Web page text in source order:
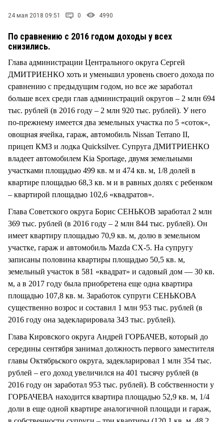
24 мая 2018 09:51 0 4990
По сравнению с 2016 годом доходы у всех
снизились.
Глава администрации Центрального округа Сергей
ДМИТРИЕНКО хоть и уменьшил уровень своего дохода по
сравнению с предыдущим годом, но все же заработал
больше всех среди глав администраций округов – 2 млн 694
тыс. рублей (в 2016 году – 2 млн 920 тыс. рублей). У него
по-прежнему имеется два земельных участка по 5 «соток»,
овощная ячейка, гараж, автомобиль Nissan Terrano II,
прицеп КМЗ и лодка Quicksilver. Супруга ДМИТРИЕНКО
владеет автомобилем Kia Sportage, двумя земельными
участками площадью 499 кв. м и 474 кв. м, 1/8 долей в
квартире площадью 68,3 кв. м и в равных долях с ребенком
– квартирой площадью 102,6 «квадратов».
Глава Советского округа Борис СЕНЬКОВ заработал 2 млн
369 тыс. рублей (в 2016 году – 2 млн 844 тыс. рублей). Он
имеет квартиру площадью 70,9 кв. м, долю в земельном
участке, гараж и автомобиль Mazda CX-5. На супругу
записаны половина квартиры площадью 50,5 кв. м,
земельный участок в 581 «квадрат» и садовый дом — 30 кв.
м, а в 2017 году была приобретена еще одна квартира
площадью 107,8 кв. м. Заработок супруги СЕНЬКОВА
существенно возрос и составил 1 млн 953 тыс. рублей (в
2016 году она задекларировала 343 тыс. рублей).
Глава Кировского округа Андрей ГОРБАЧЕВ, который до
середины сентября занимал должность первого заместителя
главы Октябрьского округа, задекларировал 1 млн 354 тыс.
рублей – его доход увеличился на 401 тысячу рублей (в
2016 году он заработал 953 тыс. рублей). В собственности у
ГОРБАЧЕВА находится квартира площадью 52,9 кв. м, 1/4
доли в еще одной квартире аналогичной площади и гараж,